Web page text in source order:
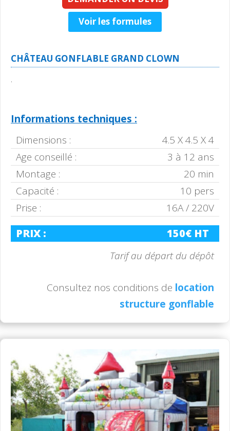
Voir les formules
CHÂTEAU GONFLABLE GRAND CLOWN
.
Informations techniques :
Dimensions :
4.5 X 4.5 X 4
Age conseillé :
3 à 12 ans
Montage :
20 min
Capacité :
10 pers
Prise :
16A / 220V
PRIX : 150€ HT
Tarif au départ du dépôt
Consultez nos conditions de location
structure gonflable